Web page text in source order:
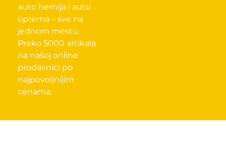
auto hemija i auto
oprema – sve na
jednom mestu.
Preko 5000 artikala
na našoj online
prodavnici po
najpovoljnijim
cenama.